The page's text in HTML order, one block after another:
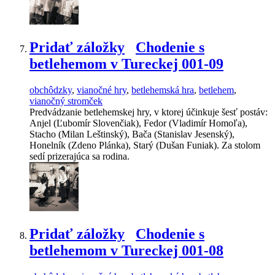
Pridať záložky
Chodenie s
betlehemom v Tureckej 001-09
obchôdzky, vianočné hry, betlehemská hra, betlehem,
vianočný stromček
Predvádzanie betlehemskej hry, v ktorej účinkuje šesť postáv:
Anjel (Ľubomír Slovenčiak), Fedor (Vladimír Homoľa),
Stacho (Milan Leštinský), Bača (Stanislav Jesenský),
Honelník (Zdeno Plánka), Starý (Dušan Funiak). Za stolom
sedí prizerajúca sa rodina.
Pridať záložky
Chodenie s
betlehemom v Tureckej 001-08